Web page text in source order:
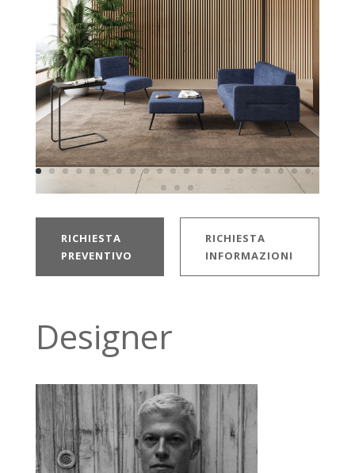
RICHIESTA
PREVENTIVO
RICHIESTA
INFORMAZIONI
Designer